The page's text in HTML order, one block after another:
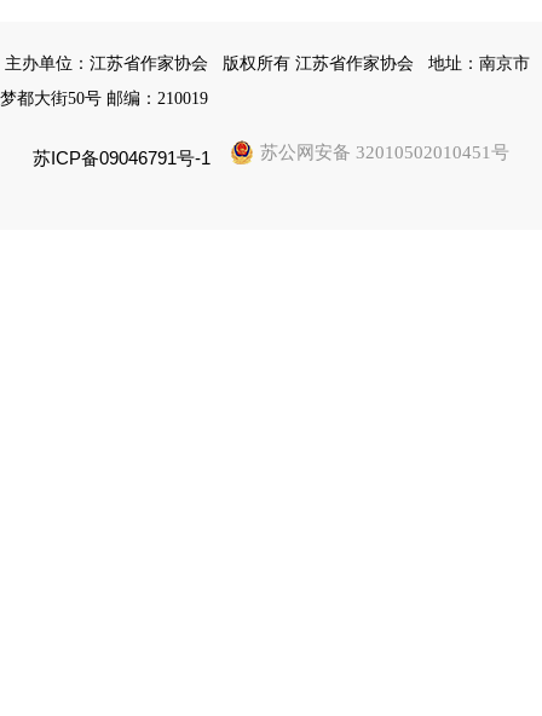
主办单位：江苏省作家协会 版权所有 江苏省作家协会
地址：南京市
梦都大街50号 邮编：210019
苏ICP备09046791号-1 苏公网安备 32010502010451号